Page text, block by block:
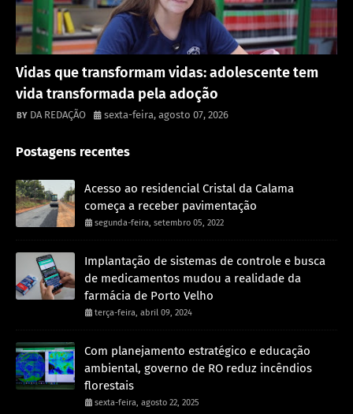
Vidas que transformam vidas: adolescente tem
vida transformada pela adoção
DA REDAÇÃO sexta-feira, agosto 07, 2026
Postagens recentes
Acesso ao residencial Cristal da Calama
começa a receber pavimentação
segunda-feira, setembro 05, 2022
Implantação de sistemas de controle e busca
de medicamentos mudou a realidade da
farmácia de Porto Velho
terça-feira, abril 09, 2024
Com planejamento estratégico e educação
ambiental, governo de RO reduz incêndios
florestais
sexta-feira, agosto 22, 2025